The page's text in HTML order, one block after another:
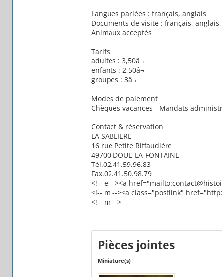
Langues parlées : français, anglais
Documents de visite : français,
Animaux acceptés
Tarifs
adultes : 3,50â¬
enfants : 2,50â¬
groupes : 3â¬
Modes de paiement
Chèques vacances - Mandats
Contact & réservation
LA SABLIERE
16 rue Petite Riffaudière
49700 DOUE-LA-FONTAINE
Tél.02.41.59.96.83
Fax.02.41.50.98.79
<!-- e --><a
<!-- m --><a class="postlink"
<!-- m -->
Pièces jointes
Miniature(s)